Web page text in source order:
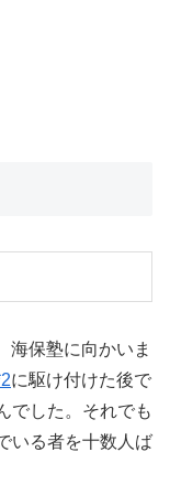
海保塾に向かいま
に駆け付けた後で
でした。それでも
いる者を十数人ば